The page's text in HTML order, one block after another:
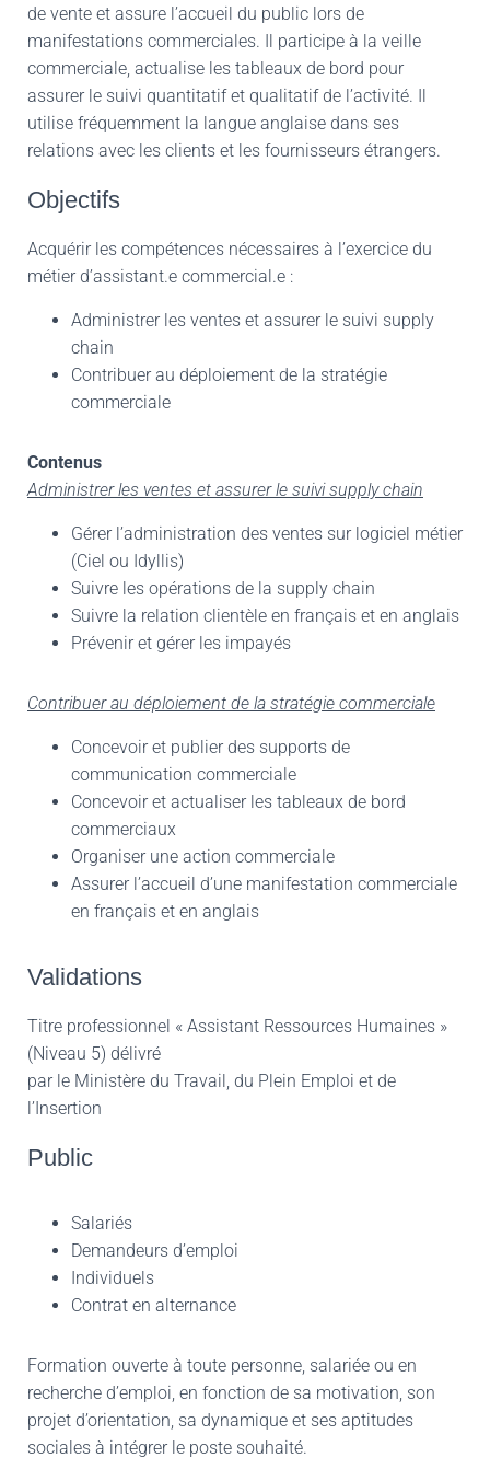
de vente et assure l’accueil du public lors de
manifestations commerciales. Il participe à la veille
commerciale, actualise les tableaux de bord pour
assurer le suivi quantitatif et qualitatif de l’activité. Il
utilise fréquemment la langue anglaise dans ses
relations avec les clients et les fournisseurs étrangers.
Objectifs
Acquérir les compétences nécessaires à l’exercice du
métier d’assistant.e commercial.e :
Administrer les ventes et assurer le suivi supply
chain
Contribuer au déploiement de la stratégie
commerciale
Contenus
Administrer les ventes et assurer le suivi supply chain
Gérer l’administration des ventes sur logiciel métier
(Ciel ou Idyllis)
Suivre les opérations de la supply chain
Suivre la relation clientèle en français et en anglais
Prévenir et gérer les impayés
Contribuer au déploiement de la stratégie commerciale
Concevoir et publier des supports de
communication commerciale
Concevoir et actualiser les tableaux de bord
commerciaux
Organiser une action commerciale
Assurer l’accueil d’une manifestation commerciale
en français et en anglais
Validations
Titre professionnel « Assistant Ressources Humaines »
(Niveau 5) délivré
par le Ministère du Travail, du Plein Emploi et de
l’Insertion
Public
Salariés
Demandeurs d’emploi
Individuels
Contrat en alternance
Formation ouverte à toute personne, salariée ou en
recherche d’emploi, en fonction de sa motivation, son
projet d’orientation, sa dynamique et ses aptitudes
sociales à intégrer le poste souhaité.